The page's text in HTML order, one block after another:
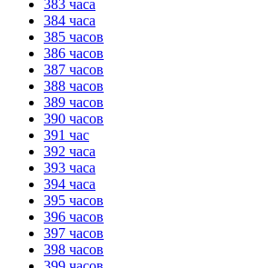
383 часа
384 часа
385 часов
386 часов
387 часов
388 часов
389 часов
390 часов
391 час
392 часа
393 часа
394 часа
395 часов
396 часов
397 часов
398 часов